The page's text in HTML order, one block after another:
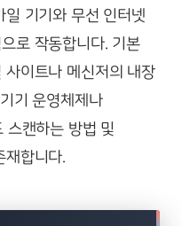
기기와 무선 인터넷
로 작동합니다. 기본
이트나 메신저의 내장
기 운영체제나
스캔하는 방법 및
재합니다.